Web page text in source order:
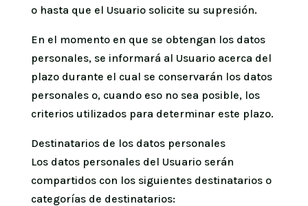
o hasta que el Usuario solicite su supresión.
En el momento en que se obtengan los datos
personales, se informará al Usuario acerca del
plazo durante el cual se conservarán los datos
personales o, cuando eso no sea posible, los
criterios utilizados para determinar este plazo.
Destinatarios de los datos personales
Los datos personales del Usuario serán
compartidos con los siguientes destinatarios o
categorías de destinatarios: